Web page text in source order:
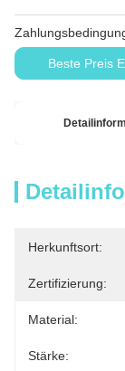
Beste Preis
Herkunftsort:
Zertifizierung:
Material:
Stärke: